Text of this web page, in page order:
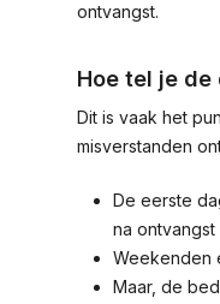
ontvangst.
Hoe tel je
Dit is vaak het
misverstanden
De eerste
na
Weekenden
Maar, de